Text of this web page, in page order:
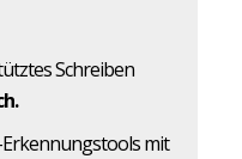
Schreiben
mit